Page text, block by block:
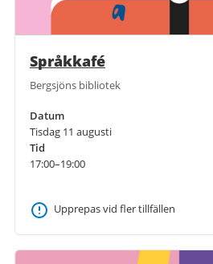
Språkkafé
Bergsjöns bibliotek
Datum
Tisdag 11 augusti
Tid
17:00–19:00
Upprepas vid fler tillfällen